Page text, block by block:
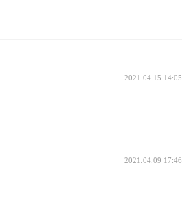
2021.04.15 14:05
2021.04.09 17:46